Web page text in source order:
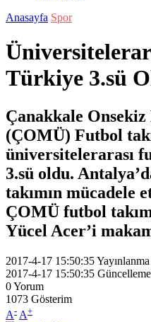
Anasayfa Spor
Türkiye 3.sü
Çanakkale
(ÇOMÜ) Futbol
üniversitelerarası
3.sü oldu.
takımın mücadele
ÇOMÜ futbol
Yücel Acer’i
2017-4-17 15:50:35Yayınlanma
2017-4-17 15:50:35 Güncelleme
0Yorum
1073 Gösterim
A- A+